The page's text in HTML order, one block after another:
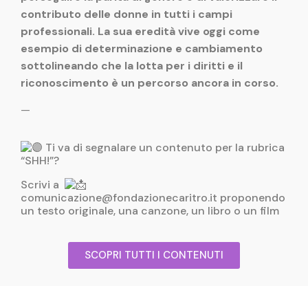
contributo delle donne in tutti i campi
professionali. La sua eredità vive oggi come
esempio di determinazione e cambiamento
sottolineando che la lotta per i diritti e il
riconoscimento è un percorso ancora in corso.
—
Ti va di segnalare un contenuto per la rubrica
“SHH!”?
Scrivi a
comunicazione@fondazionecaritro.it proponendo
un testo originale, una canzone, un libro o un film
SCOPRI TUTTI I CONTENUTI